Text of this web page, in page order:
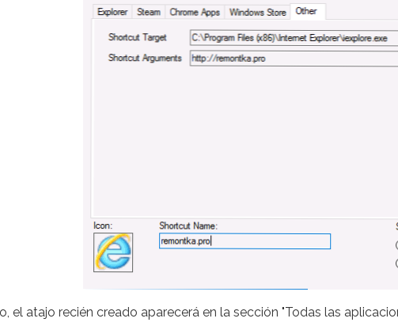
el atajo recién creado aparecerá en la sección "Todas las